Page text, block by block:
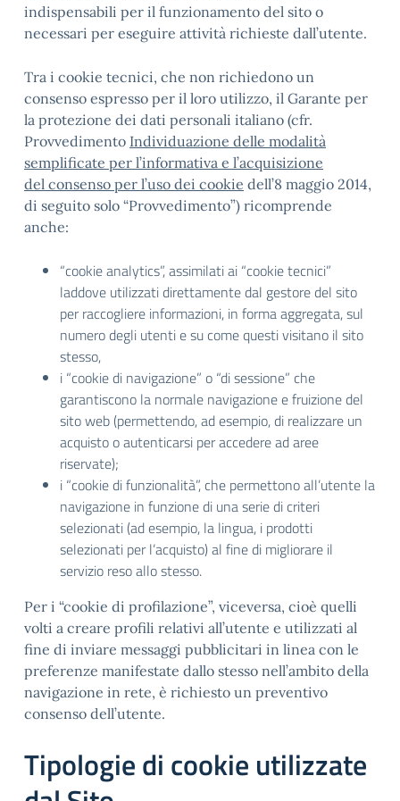
indispensabili per il funzionamento del sito o
necessari per eseguire attività richieste dall’utente.
Tra i cookie tecnici, che non richiedono un
consenso espresso per il loro utilizzo, il Garante per
la protezione dei dati personali italiano (cfr.
Provvedimento Individuazione delle modalità
semplificate per l’informativa e l’acquisizione
del consenso per l’uso dei cookie dell’8 maggio 2014,
di seguito solo “Provvedimento”) ricomprende
anche:
“cookie analytics”, assimilati ai “cookie tecnici”
laddove utilizzati direttamente dal gestore del sito
per raccogliere informazioni, in forma aggregata, sul
numero degli utenti e su come questi visitano il sito
stesso,
i “cookie di navigazione” o “di sessione” che
garantiscono la normale navigazione e fruizione del
sito web (permettendo, ad esempio, di realizzare un
acquisto o autenticarsi per accedere ad aree
riservate);
i “cookie di funzionalità”, che permettono all’utente la
navigazione in funzione di una serie di criteri
selezionati (ad esempio, la lingua, i prodotti
selezionati per l’acquisto) al fine di migliorare il
servizio reso allo stesso.
Per i “cookie di profilazione”, viceversa, cioè quelli
volti a creare profili relativi all’utente e utilizzati al
fine di inviare messaggi pubblicitari in linea con le
preferenze manifestate dallo stesso nell’ambito della
navigazione in rete, è richiesto un preventivo
consenso dell’utente.
Tipologie di cookie utilizzate